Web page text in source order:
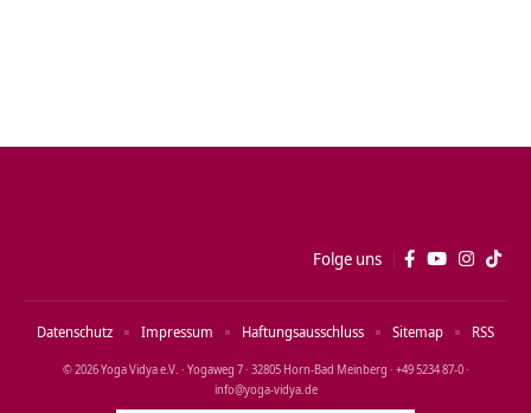
Folge uns
© 2026 Yoga Vidya e.V. · Yogaweg 7 · 32805 Horn‑Bad Meinberg · +49 5234 87‑0 ·
info@yoga‑vidya.de
Datenschutz Impressum Haftungsausschluss Sitemap RSS